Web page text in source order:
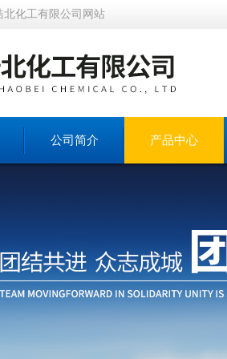
北化工有限公司网站
公司简介 产品中心